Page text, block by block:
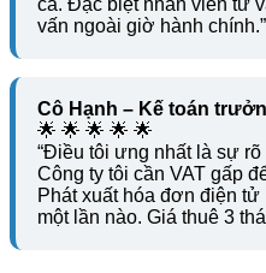
ca. Đặc biệt nhân viên tư
vấn ngoài giờ hành chính.”
Cô Hạnh – Kế toán
🌟 🌟 🌟 🌟 🌟
“Điều tôi ưng nhất là sự
Công ty tôi cần VAT gấp
Phát xuất hóa đơn điện tử
một lần nào. Giá thuê 3